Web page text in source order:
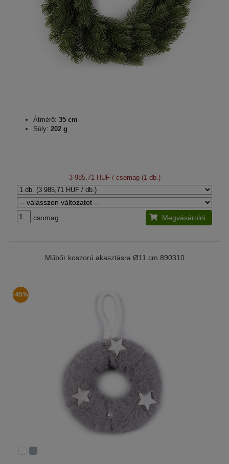
Átmérő: 35 cm
Súly: 202 g
3 985,71 HUF/ csomag (1 db.)
csomag Megvásárolni
Műbőr koszorú akasztásra Ø11 cm 890310
-45%